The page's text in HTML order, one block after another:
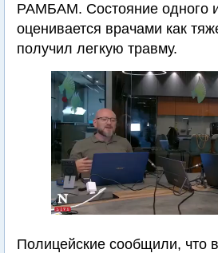
РАМБАМ. Состояние одного
оценивается врачами как
получил легкую травму.
Полицейские сообщили, что